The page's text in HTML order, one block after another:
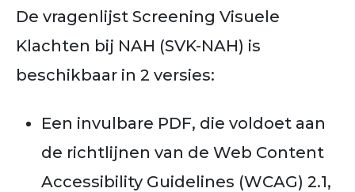
De vragenlijst Screening Visuele
Klachten bij NAH (SVK-NAH) is
beschikbaar in 2 versies:
Een invulbare PDF, die voldoet aan
de richtlijnen van de Web Content
Accessibility Guidelines (WCAG) 2.1,